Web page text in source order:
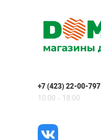
+7 (423) 22-00-797
10:00 – 18:00